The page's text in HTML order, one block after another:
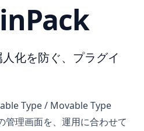
化を防ぐ、プラグイ
Type / Movable Type
理画面を、運用に合わせて